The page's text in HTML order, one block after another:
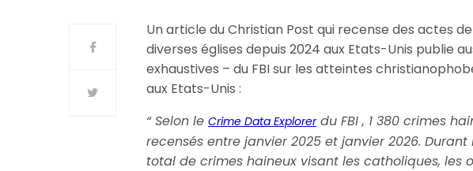
Un article du Christian Post qui recense des actes
diverses églises depuis 2024 aux Etats-Unis publie
exhaustives – du FBI sur les atteintes
aux Etats-Unis :
“Selon leCrime Data Explorerdu FBI , 1 380 crimes
recensés entre janvier 2025 et janvier 2026.
total de crimes haineux visant les catholiques, les